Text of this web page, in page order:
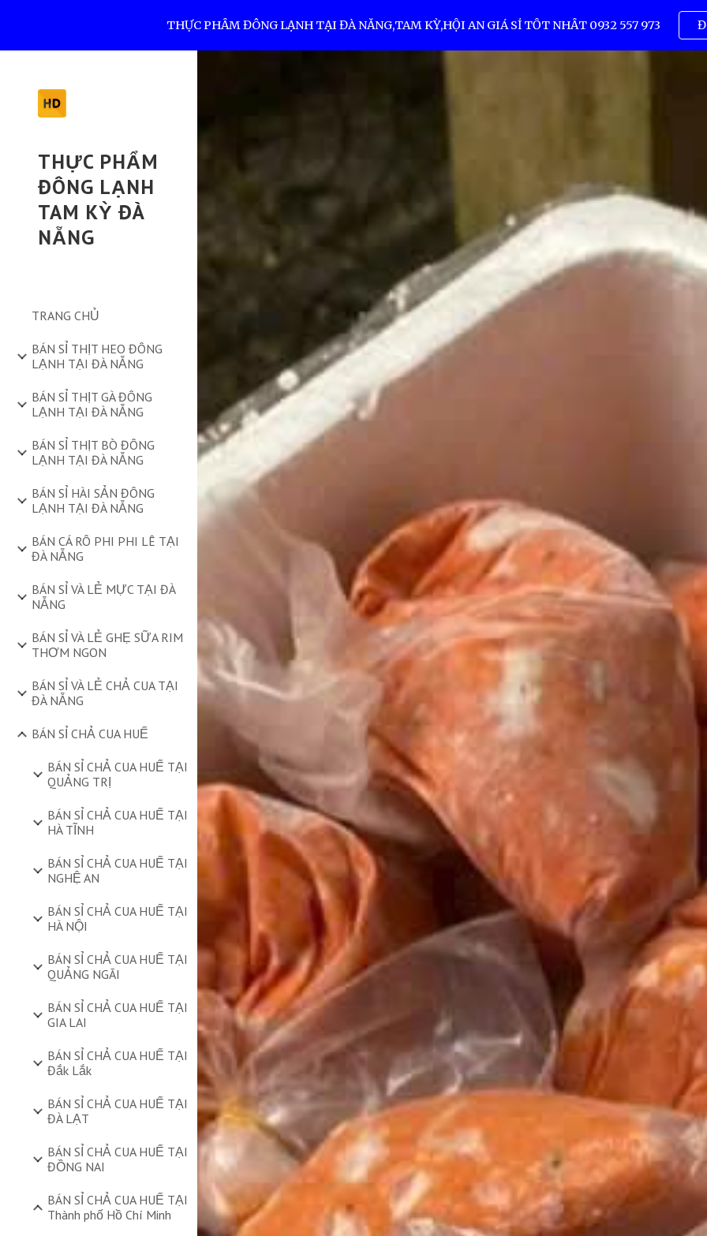
Skip to main content Skip to
THỰC PHẨM ĐÔNG LẠNH TẠI ĐÀ NẴNG,TAM KỲ,HỘI AN GIÁ SỈ TỐT NHẤT 0932 557 973
THỰC PHẨM
ĐÔNG LẠNH
TAM KỲ ĐÀ
NẴNG
TRANG CHỦ
BÁN SỈ THỊT HEO ĐÔNG
LẠNH TẠI ĐÀ NẴNG
BÁN SỈ THỊT GÀ ĐÔNG
LẠNH TẠI ĐÀ NẴNG
BÁN SỈ THỊT BÒ ĐÔNG
LẠNH TẠI ĐÀ NẴNG
BÁN SỈ HÀI SẢN ĐÔNG
LẠNH TẠI ĐÀ NẴNG
BÁN CÁ RÔ PHI PHI LÊ TẠI
ĐÀ NẴNG
BÁN SỈ VÀ LẺ MỰC TẠI ĐÀ
NẴNG
BÁN SỈ VÀ LẺ GHẸ SỮA RIM
THƠM NGON
BÁN SỈ VÀ LẺ CHẢ CUA TẠI
ĐÀ NẴNG
BÁN SỈ CHẢ CUA HUẾ
BÁN SỈ CHẢ CUA HUẾ TẠI
QUẢNG TRỊ
BÁN SỈ CHẢ CUA HUẾ TẠI
HÀ TĨNH
BÁN SỈ CHẢ CUA HUẾ TẠI
NGHỆ AN
BÁN SỈ CHẢ CUA HUẾ TẠI
HÀ NỘI
BÁN SỈ CHẢ CUA HUẾ TẠI
QUẢNG NGÃI
BÁN SỈ CHẢ CUA HUẾ TẠI
GIA LAI
BÁN SỈ CHẢ CUA HUẾ TẠI
Đắk Lắk
BÁN SỈ CHẢ CUA HUẾ TẠI
ĐÀ LẠT
BÁN SỈ CHẢ CUA HUẾ TẠI
ĐỒNG NAI
BÁN SỈ CHẢ CUA HUẾ TẠI
Thành phố Hồ Chí Minh